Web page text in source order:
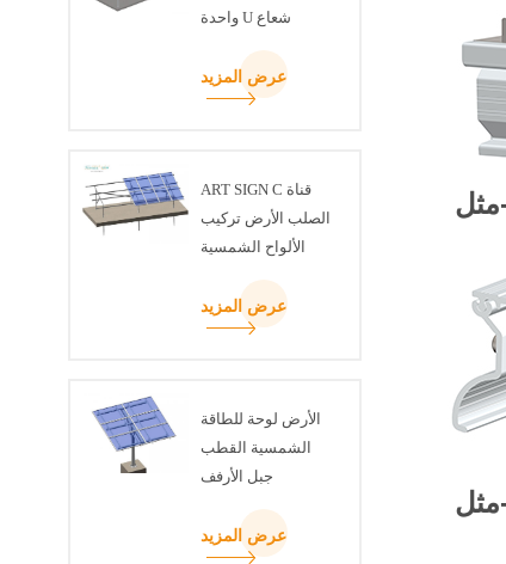
واحدة U شعاع
عرض المزيد
ART SIGN C قناة
الصلب الأرض تركيب
الألواح الشمسية
عرض المزيد
الأرض لوحة للطاقة
الشمسية القطب
جبل الأرفف
عرض المزيد